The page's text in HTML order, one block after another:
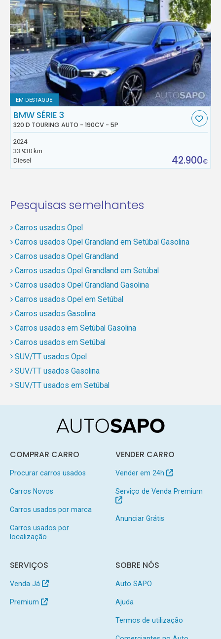
EM DESTAQUE
BMW SÉRIE 3
320 D TOURING AUTO - 190CV - 5P
2024
33.930 km
Diesel
42.900€
Pesquisas semelhantes
Carros usados Opel
Carros usados Opel Grandland em Setúbal Gasolina
Carros usados Opel Grandland
Carros usados Opel Grandland em Setúbal
Carros usados Opel Grandland Gasolina
Carros usados Opel em Setúbal
Carros usados Gasolina
Carros usados em Setúbal Gasolina
Carros usados em Setúbal
SUV/TT usados Opel
SUV/TT usados Gasolina
SUV/TT usados em Setúbal
COMPRAR CARRO
Procurar carros usados
Carros Novos
Carros usados por marca
Carros usados por
localização
VENDER CARRO
Vender em 24h
Serviço de Venda Premium
Anunciar Grátis
SERVIÇOS
Venda Já
Premium
SOBRE NÓS
Auto SAPO
Ajuda
Termos de utilização